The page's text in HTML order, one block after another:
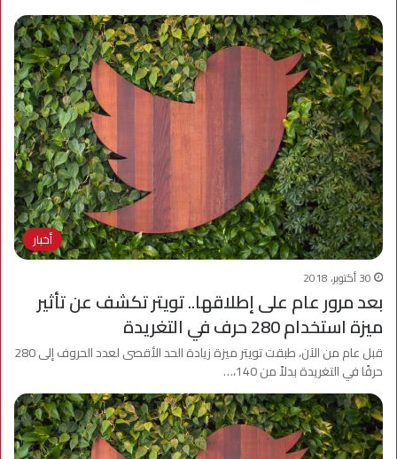
أخبار
30 أكتوبر، 2018
بعد مرور عام على إطلاقها.. تويتر تكشف عن تأثير
ميزة استخدام 280 حرف في التغريدة
قبل عام من الآن، طبقت تويتر ميزة زيادة الحد الأقصى لعدد الحروف إلى 280
حرفًا في التغريدة بدلاً من 140،…